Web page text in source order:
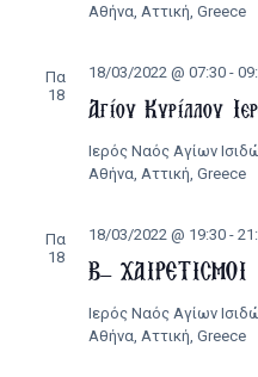
Αθήνα, Αττική, Greece
Πα
18
Αγίου Κυρίλλου
18/03/2022 @ 07:30-
Ιερός Ναός Αγίων
Αθήνα, Αττική, Greece
Πα
18
Β’ ΧΑΙΡΕΤΙΣΜΟΙ
18/03/2022 @ 19:30-
Ιερός Ναός Αγίων
Αθήνα, Αττική, Greece